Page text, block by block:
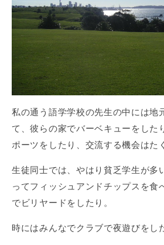
私の通う語学学校の先生の中には地
て、彼らの家でバーベキューをした
ポーツをしたり、交流する機会はた
生徒同士では、やはり貧乏学生が多
ってフィッシュアンドチップスを食
でビリヤードをしたり。
時にはみんなでクラブで夜遊びをし